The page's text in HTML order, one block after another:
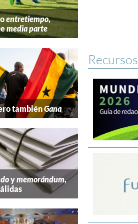
entretiempo,
media parte
tambiénGana
ymemorándum,
Recursos